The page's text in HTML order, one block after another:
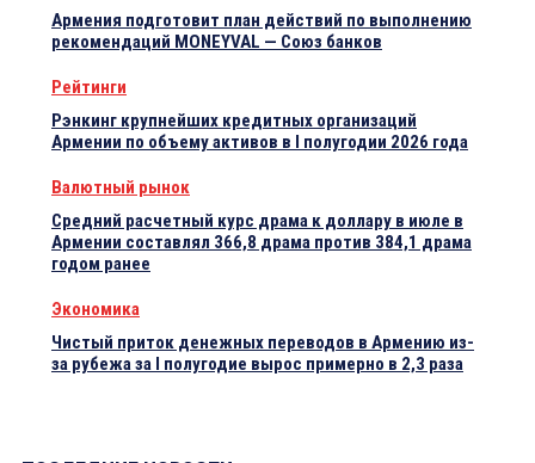
Армения подготовит план действий по выполнению
рекомендаций MONEYVAL — Союз банков
Рейтинги
Рэнкинг крупнейших кредитных организаций
Армении по объему активов в I полугодии 2026 года
Валютный рынок
Средний расчетный курс драма к доллару в июле в
Армении составлял 366,8 драма против 384,1 драма
годом ранее
Экономика
Чистый приток денежных переводов в Армению из-
за рубежа за I полугодие вырос примерно в 2,3 раза